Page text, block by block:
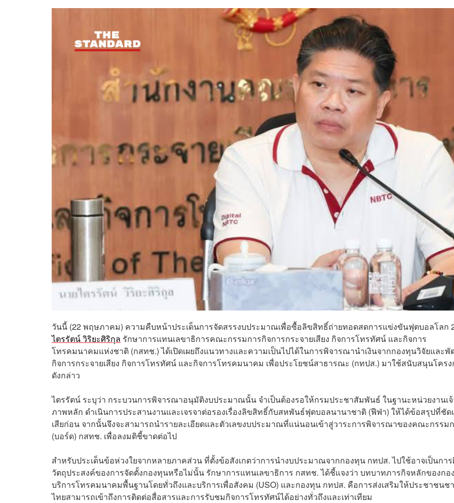
วันนี้ (22 พฤษภาคม) ความคืบหน้าประเด็นการจัดสรรงบประมาณเพื่อซื้อลิขสิทธิ์ถ่ายทอดสดการแข่งขันฟุตบอลโลก
ไตรรัตน์ วิริยะศิริกุล รักษาการแทนเลขาธิการคณะกรรมการกิจการกระจายเสียง กิจการโทรทัศน์ และกิจการ
โทรคมนาคมแห่งชาติ (กสทช.) ได้เปิดเผยถึงแนวทางและความเป็นไปได้ในการพิจารณานำเงินจากกองทุนวิจัยและ
กิจการกระจายเสียง กิจการโทรทัศน์ และกิจการโทรคมนาคม เพื่อประโยชน์สาธารณะ (กทปส.) มาใช้สนับสนุนโครง
ดังกล่าว
ไตรรัตน์ ระบุว่า กระบวนการพิจารณาอนุมัติงบประมาณนั้น จำเป็นต้องรอให้กรมประชาสัมพันธ์ ในฐานะหน่วยงานเ
ภาพหลัก ดำเนินการประสานงานและเจรจาต่อรองเรื่องลิขสิทธิ์กับสหพันธ์ฟุตบอลนานาชาติ (ฟีฟ่า) ให้ได้ข้อสรุปที่ชัด
เสียก่อน จากนั้นจึงจะสามารถนำรายละเอียดและตัวเลขงบประมาณที่แน่นอนเข้าสู่วาระการพิจารณาของคณะกรรม
(บอร์ด) กสทช. เพื่อลงมติชี้ขาดต่อไป
สำหรับประเด็นข้อห่วงใยจากหลายภาคส่วน ที่ตั้งข้อสังเกตว่าการนำงบประมาณจากกองทุน กทปส. ไปใช้อาจเป็นกา
วัตถุประสงค์ของการจัดตั้งกองทุนหรือไม่นั้น รักษาการแทนเลขาธิการ กสทช. ได้ชี้แจงว่า บทบาทภารกิจหลักของกอ
บริการโทรคมนาคมพื้นฐานโดยทั่วถึงและบริการเพื่อสังคม (USO) และกองทุน กทปส. คือการส่งเสริมให้ประชาชนช
ไทยสามารถเข้าถึงการติดต่อสื่อสารและการรับชมกิจการโทรทัศน์ได้อย่างทั่วถึงและเท่าเทียม